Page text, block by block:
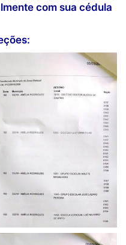
com sua cédula